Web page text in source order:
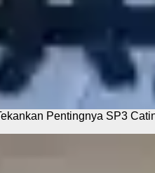
Pentingnya SP3